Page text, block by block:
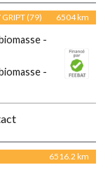
(79) 6504 km
-
-
6516.2 km